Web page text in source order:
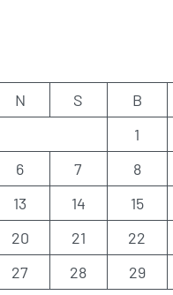
N S B
1
6 7 8
13 14 15
20 21 22
27 28 29